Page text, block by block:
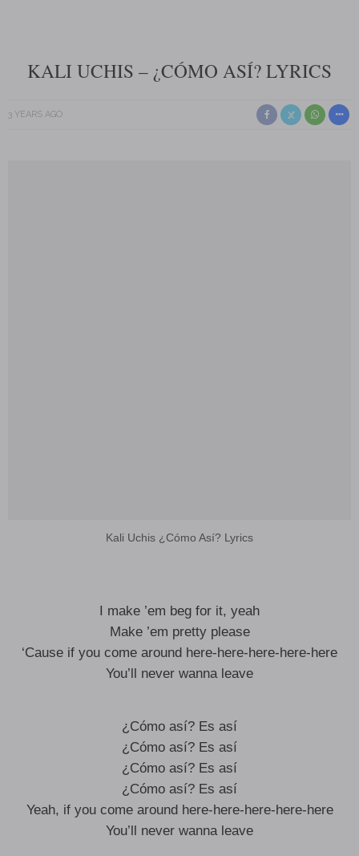
KALI UCHIS – ¿CÓMO ASÍ? LYRICS
3 YEARS AGO
Kali Uchis ¿Cómo Así? Lyrics
I make ’em beg for it, yeah
Make ’em pretty please
‘Cause if you come around here-here-here-here-here
You’ll never wanna leave
¿Cómo así? Es así
¿Cómo así? Es así
¿Cómo así? Es así
¿Cómo así? Es así
Yeah, if you come around here-here-here-here-here
You’ll never wanna leave